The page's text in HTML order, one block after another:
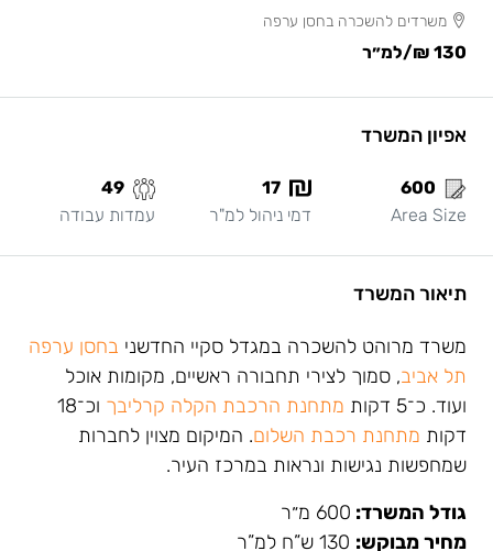
משרדים להשכרה בחסן ערפה
130 ₪ /למ״ר
אפיון המשרד
600
Area Size
17
דמי ניהול למ"ר
49
עמדות עבודה
תיאור המשרד
משרד מרוהט להשכרה במגדל סקיי החדשני בחסן ערפה
תל אביב, סמוך לצירי תחבורה ראשיים, מקומות אוכל
ועוד. כ־5 דקות
מתחנת הרכבת הקלה קרליבך
וכ־18
דקות מתחנת רכבת השלום. המיקום מצוין לחברות
שמחפשות נגישות ונראות במרכז העיר.
גודל המשרד: 600 מ״ר
מחיר מבוקש: